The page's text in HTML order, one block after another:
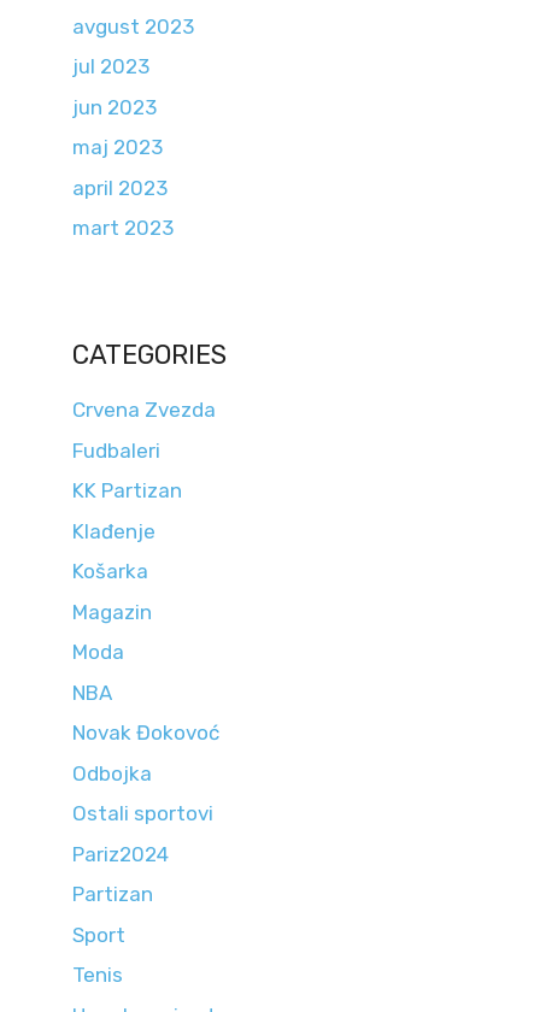
avgust 2023
jul 2023
jun 2023
maj 2023
april 2023
mart 2023
CATEGORIES
Crvena Zvezda
Fudbaleri
KK Partizan
Klađenje
Košarka
Magazin
Moda
NBA
Novak Đokovoć
Odbojka
Ostali sportovi
Pariz2024
Partizan
Sport
Tenis